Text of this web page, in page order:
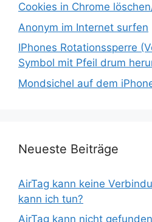
Cookies in Chrome
Anonym im Internet surfen
IPhones Rotationssperre
Symbol mit Pfeil drum
Mondsichel auf dem
Neueste Beiträge
AirTag kann keine
kann ich tun?
AirTag kann nicht